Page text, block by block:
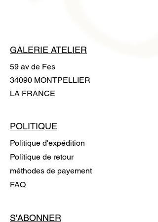
GALERIE ATELIER
59 av de Fes
34090 MONTPELLIER
LA FRANCE
POLITIQUE
Politique d'expédition
Politique de retour
méthodes de payement
FAQ
S'ABONNER